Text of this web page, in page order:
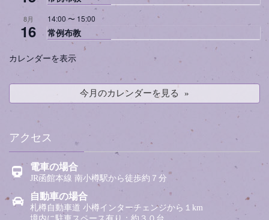
8月
16
14:00 〜 15:00
常例布教
カレンダーを表示
今月のカレンダーを見る
アクセス
電車の場合
JR函館本線 南小樽駅から徒歩約７分
自動車の場合
札樽自動車道 小樽インターチェンジから１km